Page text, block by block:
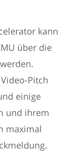
kann
über die
Pitch
einige
und ihrem
maximal